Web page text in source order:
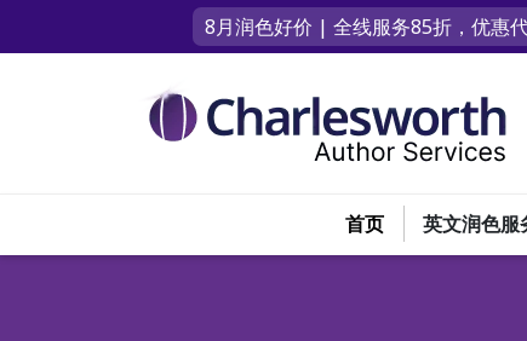
8月润色好价 | 全线服务85折，优惠
首页 英文润色服